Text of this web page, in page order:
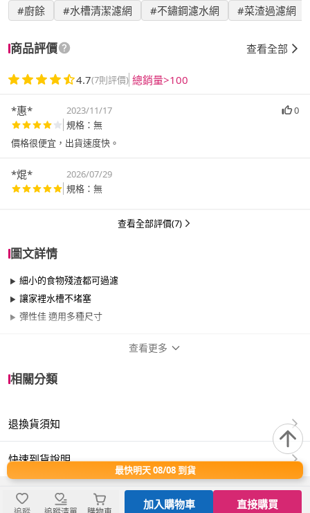
#廚餘 #水槽清潔濾網 #不鏽鋼濾水網 #菜渣過濾網
商品評價 查看全部
4.7(7則評價) 總銷量>100
*惠* 2023/11/17
0
規格：無
價格很便宜，出貨速度快。
*焜*
2026/07/29
規格：無
查看全部評價(7)
圖文詳情
細小的食物殘渣都可過濾
讓家裡水槽不堵塞
彈性佳 適用多種尺寸
材質：聚酯纖維
顏色：白色
規格： 400入
尺寸：9*9cm
產地：中國
查看更多
相關分類
退換貨須知
快速到貨說明
最快明天 08/08 到貨
加入購物車 直接購買